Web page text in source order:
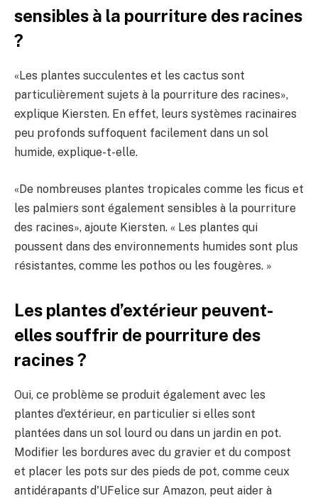
sensibles à la pourriture des racines
?
«Les plantes succulentes et les cactus sont
particulièrement sujets à la pourriture des racines»,
explique Kiersten. En effet, leurs systèmes racinaires
peu profonds suffoquent facilement dans un sol
humide, explique-t-elle.
«De nombreuses plantes tropicales comme les ficus et
les palmiers sont également sensibles à la pourriture
des racines», ajoute Kiersten. « Les plantes qui
poussent dans des environnements humides sont plus
résistantes, comme les pothos ou les fougères. »
Les plantes d’extérieur peuvent-
elles souffrir de pourriture des
racines ?
Oui, ce problème se produit également avec les
plantes d’extérieur, en particulier si elles sont
plantées dans un sol lourd ou dans un jardin en pot.
Modifier les bordures avec du gravier et du compost
et placer les pots sur des pieds de pot, comme ceux
antidérapants d'UFelice sur Amazon, peut aider à